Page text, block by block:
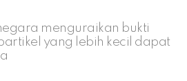
menguraikan bukti
yang lebih kecil dapat